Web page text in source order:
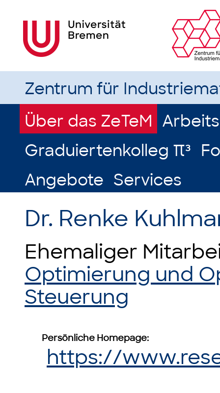
Zentrum für
Über das ZeTeM
Graduiertenkolleg π³
Angebote Services
Dr. Renke
Ehemaliger
Optimierung und
Steuerung
Persönliche Homepage:
https://